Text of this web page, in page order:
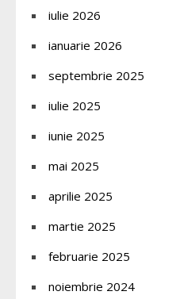
iulie 2026
ianuarie 2026
septembrie 2025
iulie 2025
iunie 2025
mai 2025
aprilie 2025
martie 2025
februarie 2025
noiembrie 2024